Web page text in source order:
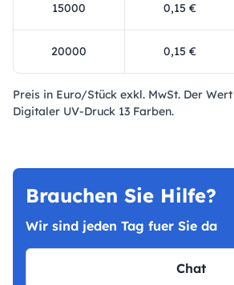
15000 0,15 €
20000 0,15 €
Preis in Euro/Stück exkl. MwSt. Der
Digitaler UV-Druck 13 Farben.
Brauchen Sie Hilfe?
Wir sind jeden Tag fuer Sie da
Chat